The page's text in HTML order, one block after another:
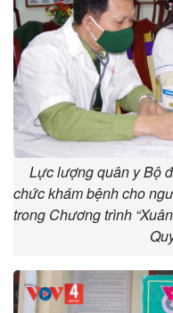
Lực lượng quân y Bộ
chức khám bệnh cho
trong Chương trình